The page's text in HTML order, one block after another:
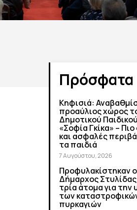
Πρόσφατα
Κηφισιά:
προαύλιος χώρος
Δημοτικού
«Σοφία Γκίκα» –
και ασφαλές
τα παιδιά
7 Αυγούστου, 2026
Προφυλακίστηκαν ο
Δήμαρχος Στυλίδας
τρία άτομα για
των
πυρκαγιών